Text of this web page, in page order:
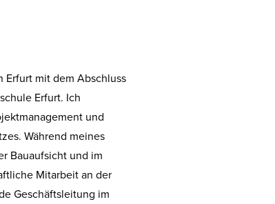
Erfurt mit dem Abschluss
Erfurt. Ich
und
Während meines
Bauaufsicht und im
Mitarbeit an der
Geschäftsleitung im